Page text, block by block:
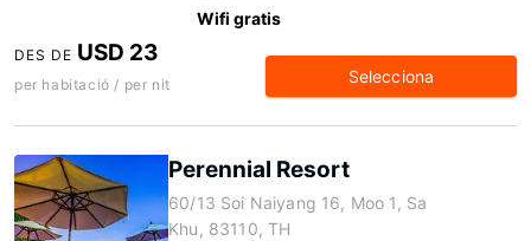
Wifi gratis
DES DE USD 23
per habitació / per nit Selecciona
Perennial Resort
60/13 Soi Naiyang 16, Moo 1, Sa
Khu, 83110, TH